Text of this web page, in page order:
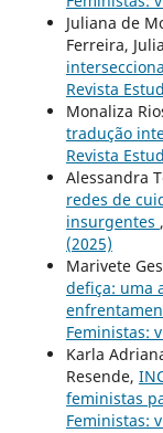
Juliana de
Ferreira,
Revista
Monaliza
tradução
Revista
Alessandra
redes de
insurgentes ,
(2025)
Marivete
defiça: uma
Feministas:
Karla
Resende,
feministas
Feministas: